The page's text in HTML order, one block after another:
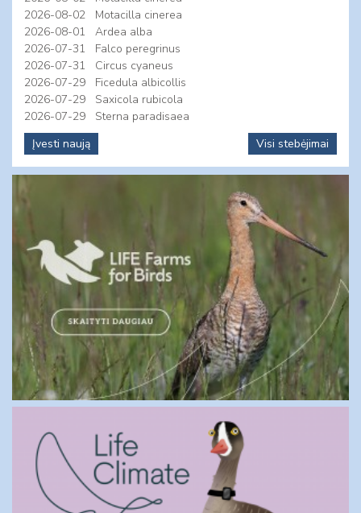
2026-08-02
Motacilla cinerea
2026-08-01
Ardea alba
2026-07-31
Falco peregrinus
2026-07-31
Circus cyaneus
2026-07-29
Ficedula albicollis
2026-07-29
Saxicola rubicola
2026-07-29
Sterna paradisaea
Įvesti naują
Visi stebėjimai